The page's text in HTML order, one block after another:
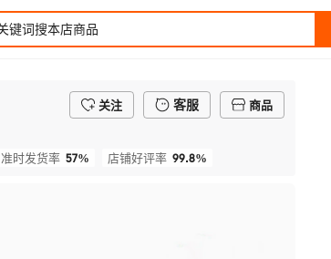
关注 客服
商品
准时发货率 57% 店铺好评率 99.8%